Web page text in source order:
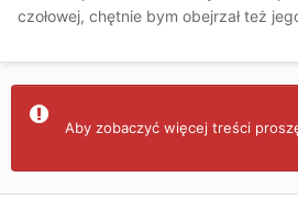
czołowej, chętnie bym obejrzał też
Aby zobaczyć więcej treści